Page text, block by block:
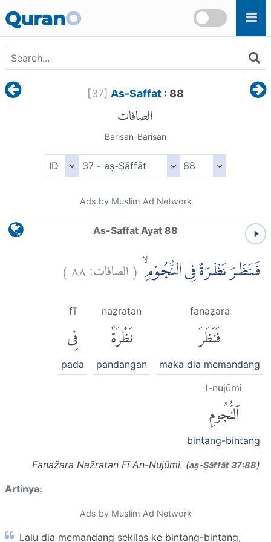
QuranO
[37] As-Saffat: 88
الصافات
Barisan-Barisan
Ads by Muslim Ad Network
As-Saffat Ayat 88
فَنَظَرَ نَظْرَةً فِى النُّجُوْمِۙ (الصافات:٨٨)
fanaẓara
فَنَظَرَ
maka dia memandang
naẓratan
نَظْرَةً
pandangan
fī
فِى
pada
l-nujūmi
ٱلنُّجُومِ
bintang-bintang
Fanažara Nažratan Fī An-Nujūmi. (aṣ-Ṣāffāt 37:88)
Artinya:
Ads by Muslim Ad Network
Lalu dia memandang sekilas ke bintang-bintang,